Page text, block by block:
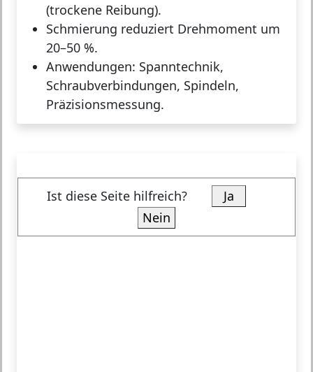
(trockene Reibung).
Schmierung reduziert Drehmoment um
20–50 %.
Anwendungen: Spanntechnik,
Schraubverbindungen, Spindeln,
Präzisionsmessung.
Ist diese Seite hilfreich?
Ja
Nein